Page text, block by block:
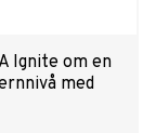
Ignite om en
med